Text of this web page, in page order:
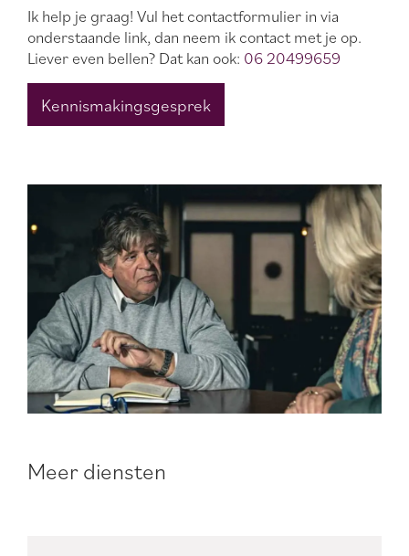
Ik help je graag! Vul het contactformulier in via
onderstaande link, dan neem ik contact met je op.
Liever even bellen? Dat kan ook: 06 20499659
Kennismakingsgesprek
Meer diensten